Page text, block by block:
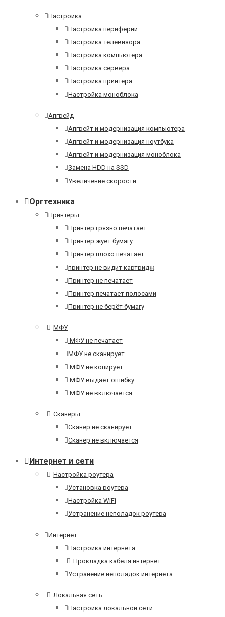
Настройка
Настройка периферии
Настройка телевизора
Настройка компьютера
Настройка сервера
Настройка принтера
Настройка моноблока
Апгрейд
Апгрейт и модернизация компьютера
Апгрейт и модернизация ноутбука
Апгрейт и модернизация моноблока
Замена HDD на SSD
Увеличение скорости
Оргтехника
Принтеры
Принтер грязно печатает
Принтер жует бумагу
Принтер плохо печатает
принтер не видит картридж
Принтер не печатает
Принтер печатает полосами
Принтер не берёт бумагу
МФУ
МФУ не печатает
МФУ не сканирует
МФУ не копирует
МФУ выдает ошибку
МФУ не включается
Сканеры
Сканер не сканирует
Сканер не включается
Интернет и сети
Настройка роутера
Установка роутера
Настройка WiFi
Устранение неполадок роутера
Интернет
Настройка интернета
Прокладка кабеля интернет
Устранение неполадок интернета
Локальная сеть
Настройка локальной сети